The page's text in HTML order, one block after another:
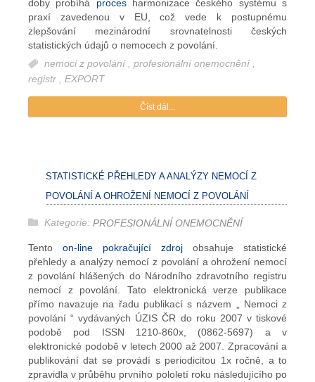
doby probíhá procesharmonizace českého systému s
praxí zavedenou v EU, což vede k postupnému
zlepšování mezinárodní srovnatelnosti českých
statistických údajů o nemocech z povolání.
nemoci z povolání , profesionální onemocnění ,
registr
EXPORT
Číst dál...
STATISTICKÉ PŘEHLEDY A ANALÝZY NEMOCÍ Z
POVOLÁNÍ A OHROŽENÍ NEMOCÍ Z POVOLÁNÍ
Kategorie: PROFESIONÁLNÍ ONEMOCNĚNÍ
Tento on-line pokračující zdroj obsahuje statistické
přehledy a analýzy nemocí z povolání a ohrožení nemocí
z povolání hlášených do Národního zdravotního registru
nemocí z povolání. Tato elektronická verze publikace
přímo navazuje na řadu publikací s názvem „ Nemoci z
povolání “ vydávaných ÚZIS ČR do roku 2007 v tiskové
podobě pod ISSN 1210-860x, (0862-5697) a v
elektronické podobě v letech 2000 až 2007. Zpracování a
publikování dat se provádí s periodicitou 1x ročně, a to
zpravidla v průběhu prvního pololetí roku následujícího po